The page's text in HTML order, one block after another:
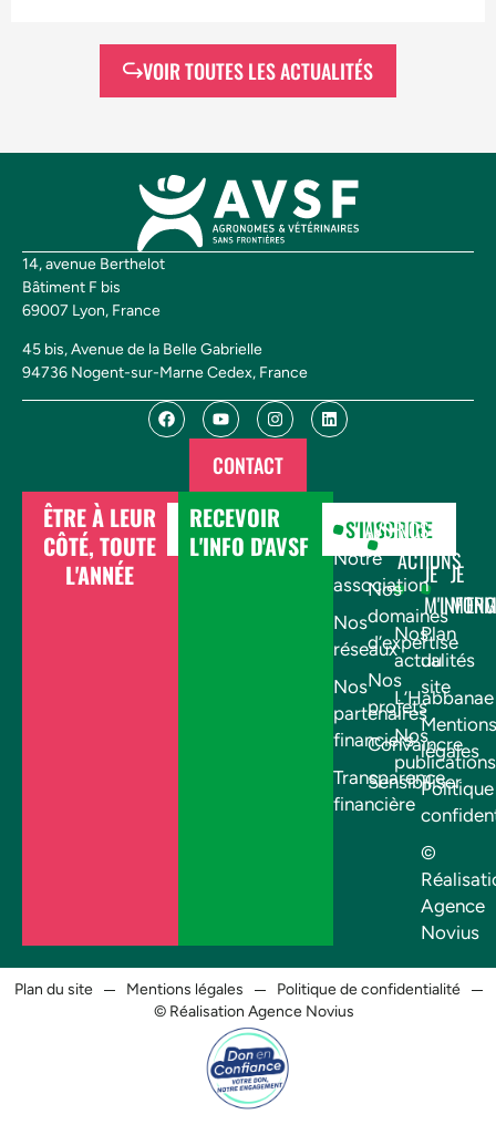
VOIR TOUTES LES ACTUALITÉS
14, avenue Berthelot
Bâtiment F bis
69007 Lyon, France
45 bis, Avenue de la Belle Gabrielle
94736 Nogent-sur-Marne Cedex, France
CONTACT
ÊTRE À LEUR
CÔTÉ, TOUTE
L'ANNÉE
DONNER
RECEVOIR
L'INFO D'AVSF
S'INSCRIRE
AVSF
Notre
association
Nos
réseaux
Nos
partenaires
financiers
Transparence
financière
NOS
ACTIONS
Nos
domaines
d’expertise
Nos
projets
Convaincre
Sensibiliser
JE
Nos
actualités
L’Habbanae
Nos
publications
JE
Plan
du
site
Mentions
légales
©
Agence
Novius
Plan du site Mentions légales
Politique de confidentialité
© Réalisation Agence Novius